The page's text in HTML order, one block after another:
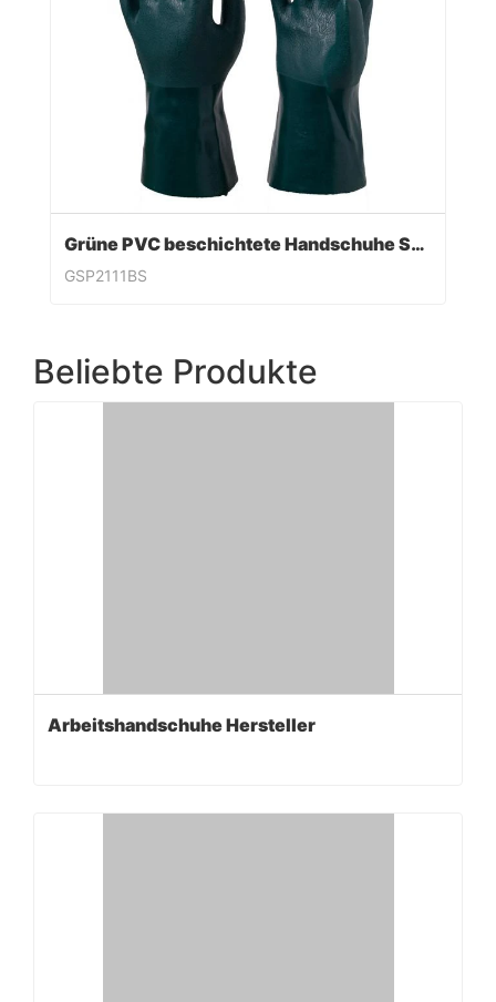
Grüne PVC beschichtete Handschuhe Sandy Finish
GSP2111BS
Beliebte Produkte
Arbeitshandschuhe Hersteller